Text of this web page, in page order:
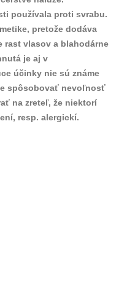
používala proti svrabu.
pretože dodáva
rast vlasov a blahodárne
je aj v
účinky nie sú známe
spôsobovať nevoľnosť
na zreteľ, že niektorí
resp. alergickí.